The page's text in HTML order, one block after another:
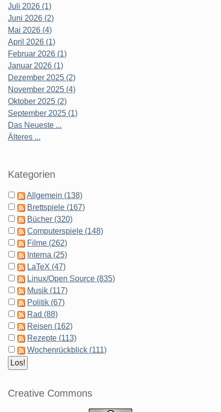
Juli 2026 (1)
Juni 2026 (2)
Mai 2026 (4)
April 2026 (1)
Februar 2026 (1)
Januar 2026 (1)
Dezember 2025 (2)
November 2025 (4)
Oktober 2025 (2)
September 2025 (1)
Das Neueste ...
Älteres ...
Kategorien
Allgemein (138)
Brettspiele (167)
Bücher (320)
Computerspiele (148)
Filme (262)
Interna (25)
LaTeX (47)
Linux/Open Source (835)
Musik (117)
Politik (67)
Rad (88)
Reisen (162)
Rezepte (113)
Wochenrückblick (111)
Creative Commons